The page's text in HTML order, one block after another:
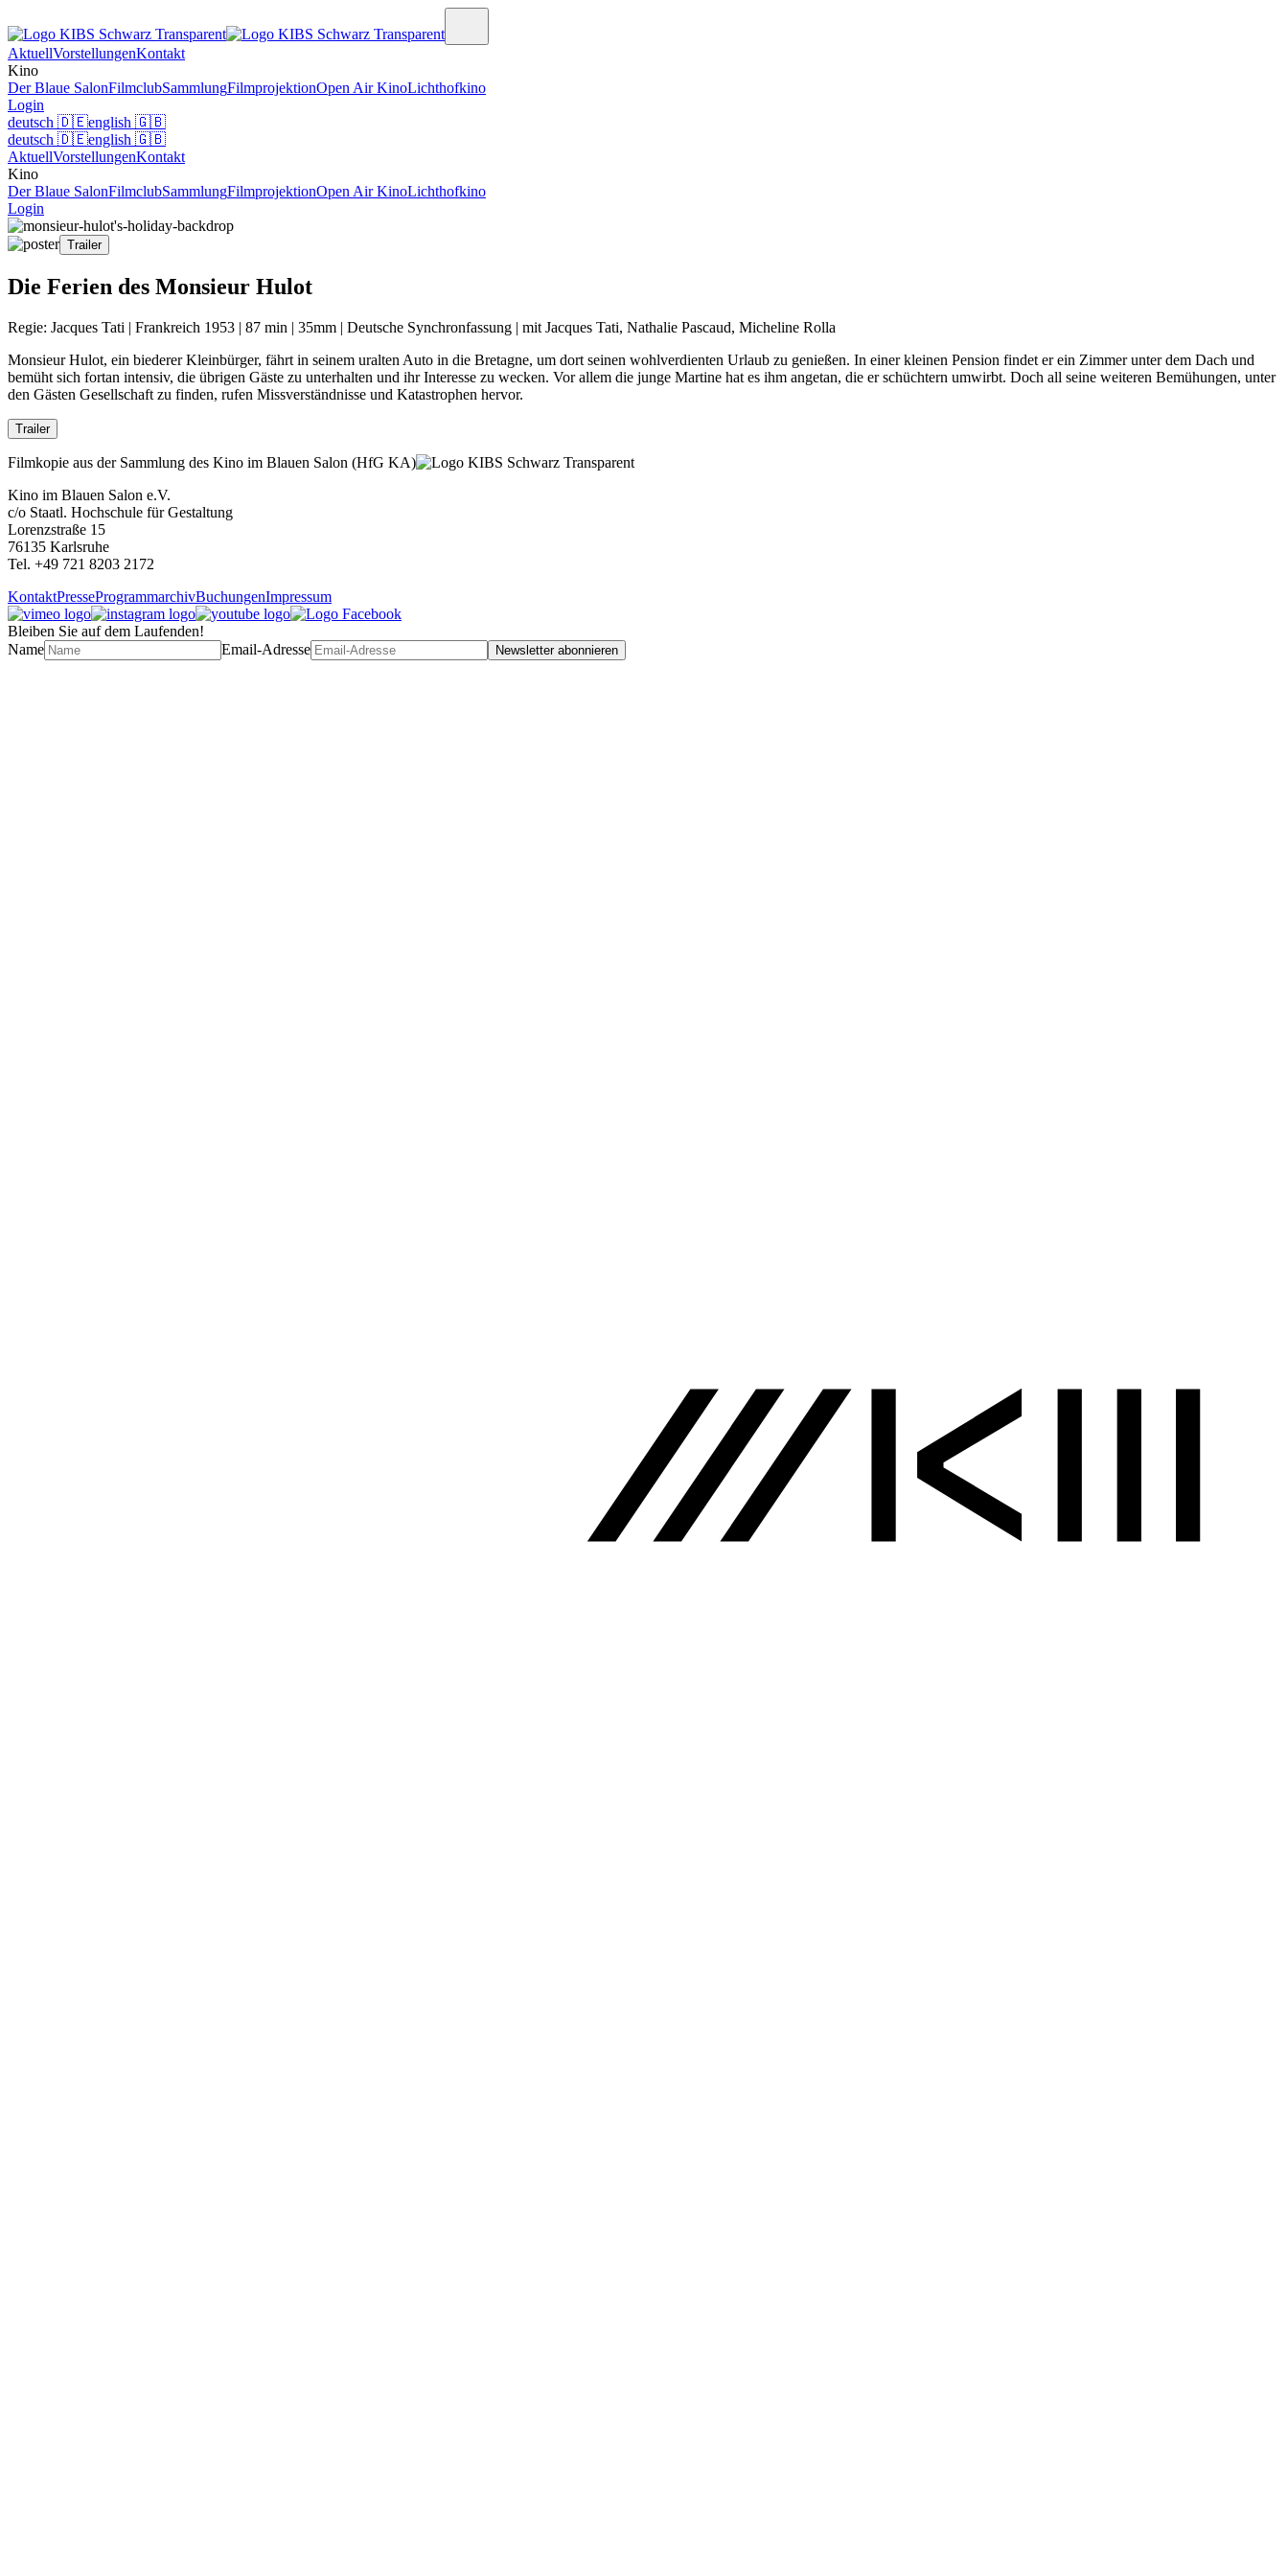
AktuellVorstellungenKontakt
Kino
Der Blaue SalonFilmclubSammlungFilmprojektionOpen Air KinoLichthofkino
Login
deutsch 🇩🇪english 🇬🇧
deutsch 🇩🇪english 🇬🇧
AktuellVorstellungenKontakt
Kino
Der Blaue SalonFilmclubSammlungFilmprojektionOpen Air KinoLichthofkino
Login
Trailer
Die Ferien des Monsieur Hulot
Regie: Jacques Tati | Frankreich 1953 | 87 min | 35mm | Deutsche Synchronfassung | mit Jacques Tati, Nathalie Pascaud, Micheline Rolla
Monsieur Hulot, ein biederer Kleinbürger, fährt in seinem uralten Auto in die Bretagne, um dort seinen wohlverdienten Urlaub zu genießen. In einer kleinen Pension findet er ein Zimmer unter dem Dach und
bemüht sich fortan intensiv, die übrigen Gäste zu unterhalten und ihr Interesse zu wecken. Vor allem die junge Martine hat es ihm angetan, die er schüchtern umwirbt. Doch all seine weiteren Bemühungen, unter
den Gästen Gesellschaft zu finden, rufen Missverständnisse und Katastrophen hervor.
Trailer
Filmkopie aus der Sammlung des Kino im Blauen Salon (HfG KA)
Kino im Blauen Salon e.V.
c/o Staatl. Hochschule für Gestaltung
Lorenzstraße 15
76135 Karlsruhe
Tel. +49 721 8203 2172
KontaktPresseProgrammarchivBuchungenImpressum
Bleiben Sie auf dem Laufenden!
Name
Email-Adresse Newsletter abonnieren